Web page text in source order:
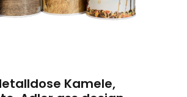
Kamele,